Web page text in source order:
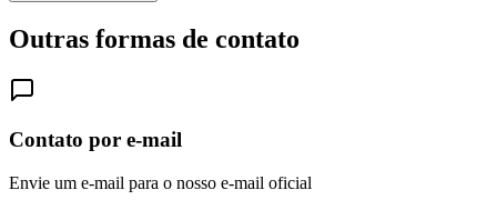
Outras formas de contato
Contato por e-mail
Envie um e-mail para o nosso e-mail oficial